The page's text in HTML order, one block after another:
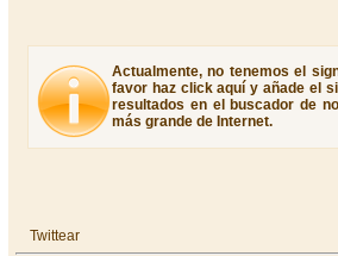
Actualmente, no tenemos el
favor haz click aquí y añade el
resultados en el buscador de
más grande de Internet.
Twittear